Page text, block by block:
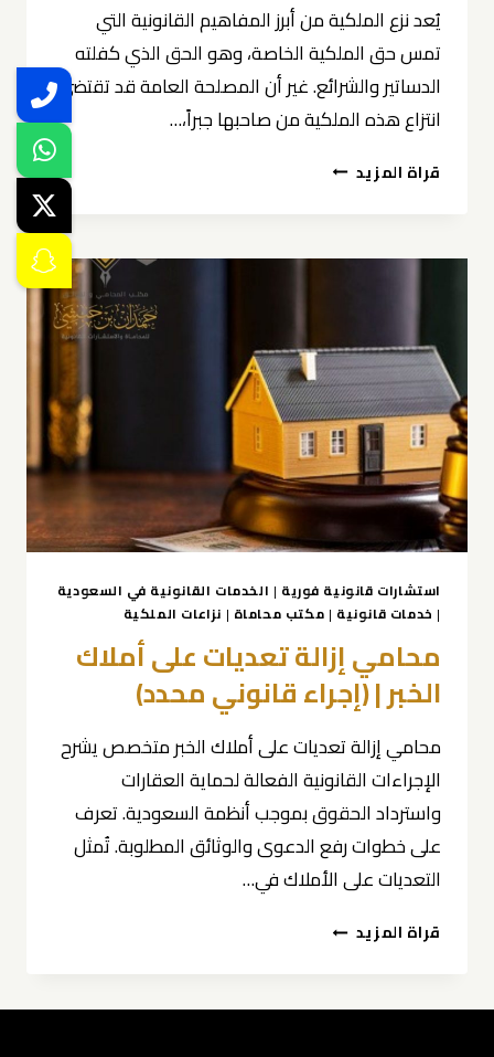
يُعد نزع الملكية من أبرز المفاهيم القانونية التي
تمس حق الملكية الخاصة، وهو الحق الذي كفلته
الدساتير والشرائع. غير أن المصلحة العامة قد تقتضي
انتزاع هذه الملكية من صاحبها جبراً،…
قراة المزيد التعويض
استشارات قانونية فورية | الخدمات القانونية في السعودية
| خدمات قانونية | مكتب محاماة | نزاعات الملكية
محامي إزالة تعديات على أملاك
الخبر | (إجراء قانوني محدد)
محامي إزالة تعديات على أملاك الخبر متخصص يشرح
الإجراءات القانونية الفعالة لحماية العقارات
واسترداد الحقوق بموجب أنظمة السعودية. تعرف
على خطوات رفع الدعوى والوثائق المطلوبة. تُمثل
التعديات على الأملاك في…
قراة المزيد محامي
على